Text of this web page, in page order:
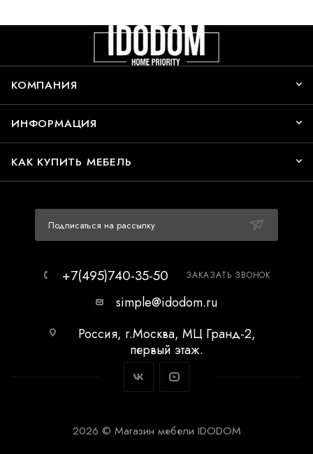
КОМПАНИЯ
ИНФОРМАЦИЯ
КАК КУПИТЬ МЕБЕЛЬ
Подписаться на рассылку
+7(495)740-35-50 ЗАКАЗАТЬ ЗВОНОК
simple@idodom.ru
Россия, г.Москва, МЦ Гранд-2,
первый этаж.
2026 © Магазин мебели IDODOM